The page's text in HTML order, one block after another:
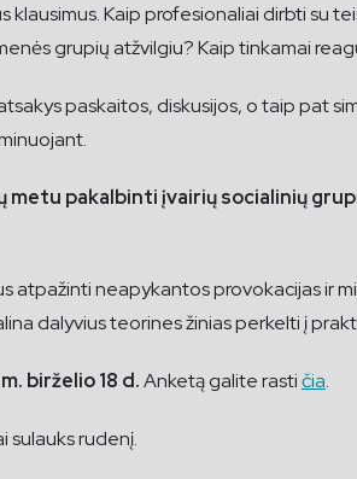
klausimus. Kaip profesionaliai dirbti su
grupių atžvilgiu? Kaip tinkamai
paskaitos, diskusijos, o taip pat
metu pakalbinti įvairių socialinių
atpažinti neapykantos provokacijas ir
dalyvius teorines žinias perkelti į
birželio18 d.Anketą galite rastičia.
sulauks rudenį.